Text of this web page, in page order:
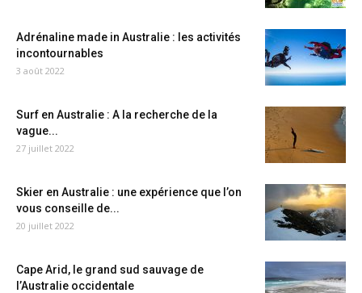
Adrénaline made in Australie : les activités
incontournables
3 août 2022
Surf en Australie : A la recherche de la
vague...
27 juillet 2022
Skier en Australie : une expérience que l’on
vous conseille de...
20 juillet 2022
Cape Arid, le grand sud sauvage de
l’Australie occidentale